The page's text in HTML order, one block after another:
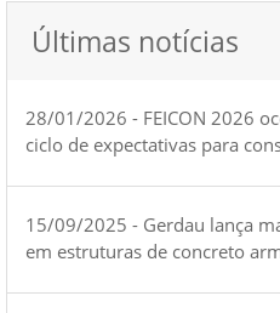
Últimas notícias
28/01/2026 - FEICON 2026
ciclo de expectativas para
15/09/2025 - Gerdau lança
em estruturas de concreto